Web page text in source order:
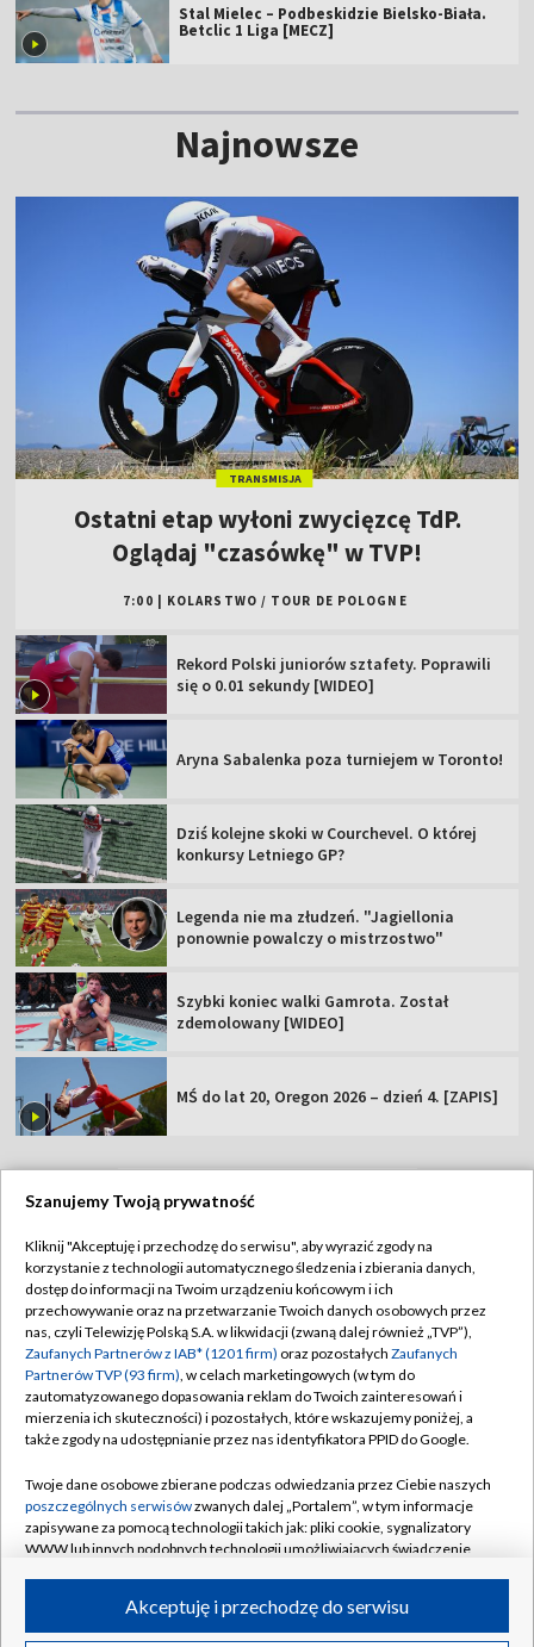
Stal Mielec – Podbeskidzie Bielsko-Biała.
Betclic 1 Liga [MECZ]
Najnowsze
TRANSMISJA
Ostatni etap wyłoni zwycięzcę TdP.
Oglądaj "czasówkę" w TVP!
7:00 KOLARSTWO / TOUR DE POLOGNE
Rekord Polski juniorów sztafety. Poprawili
się o 0.01 sekundy [WIDEO]
Aryna Sabalenka poza turniejem w Toronto!
Dziś kolejne skoki w Courchevel. O której
konkursy Letniego GP?
Legenda nie ma złudzeń. "Jagiellonia
ponownie powalczy o mistrzostwo"
Szybki koniec walki Gamrota. Został
zdemolowany [WIDEO]
MŚ do lat 20, Oregon 2026 – dzień 4. [ZAPIS]
Abonament TVP
Sklep TVP
Biuro Reklamy
Oferta Handlowa
Telegazeta ogłoszenia
Rada Programowa
Ogłoszenia przetargowe
Akademia Telewizyjna
Informacje o nadawcy
Regulamin TVP
Polityka prywatności
Moje zgody
Biuro reklamy
Kontakt
Kanały
©2026 Telewizja Polska Spółka Akcyjna w likwidacji
Szanujemy Twoją prywatność
Kliknij "Akceptuję i przechodzę do serwisu", aby wyrazić zgody na
korzystanie z technologii automatycznego śledzenia i zbierania danych,
dostęp do informacji na Twoim urządzeniu końcowym i ich
przechowywanie oraz na przetwarzanie Twoich danych osobowych przez
nas, czyli Telewizję Polską S.A. w likwidacji (zwaną dalej również „TVP”),
Zaufanych Partnerów z IAB* (1201 firm) oraz pozostałych Zaufanych
Partnerów TVP (93 firm), w celach marketingowych (w tym do
zautomatyzowanego dopasowania reklam do Twoich zainteresowań i
mierzenia ich skuteczności) i pozostałych, które wskazujemy poniżej, a
także zgody na udostępnianie przez nas identyfikatora PPID do Google.
Twoje dane osobowe zbierane podczas odwiedzania przez Ciebie naszych
poszczególnych serwisówzwanych dalej „Portalem”, w tym informacje
zapisywane za pomocą technologii takich jak: pliki cookie, sygnalizatory
WWW lub innych podobnych technologii umożliwiających świadczenie
ruchu w Internecie.Akceptuję i przechodzę do serwisu